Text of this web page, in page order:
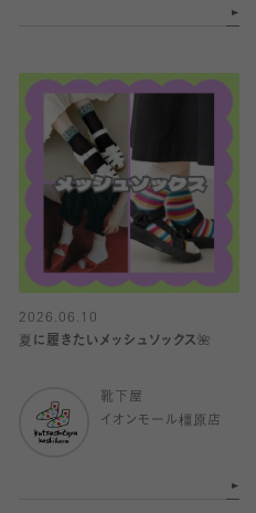
2026.06.10
夏に履きたいメッシュソックス🌺
靴下屋
イオンモール橿原店